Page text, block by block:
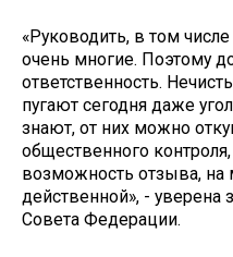
«Руководить, в том
очень многие. Поэтому
ответственность.
пугают сегодня даже
знают, от них можно
общественного
возможность отзыва, на
действенной», - уверена
Совета Федерации.